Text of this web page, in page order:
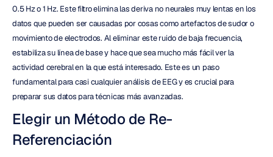
0.5 Hz o 1 Hz. Este filtro elimina las deriva no neurales muy lentas en los
datos que pueden ser causadas por cosas como artefactos de sudor o
movimiento de electrodos. Al eliminar este ruido de baja frecuencia,
estabiliza su línea de base y hace que sea mucho más fácil ver la
actividad cerebral en la que está interesado. Este es un paso
fundamental para casi cualquier análisis de EEG y es crucial para
preparar sus datos para técnicas más avanzadas.
Elegir un Método de Re-
Referenciación